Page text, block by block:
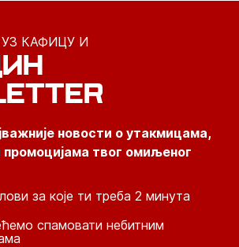
КАФИЦУ И
новости о утакмицама,
твог омиљеног
за које ти треба 2 минута
спамовати небитним